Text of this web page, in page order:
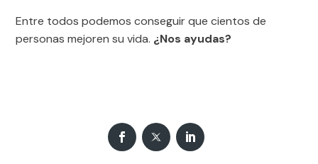
Entre todos podemos conseguir que cientos de
personas mejoren su vida. ¿Nos ayudas?